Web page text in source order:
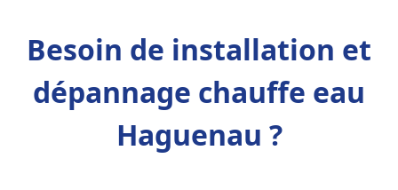
Besoin de installation et
dépannage chauffe eau
Haguenau ?